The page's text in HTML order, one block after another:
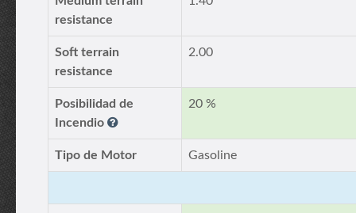
resistance
Soft terrain
resistance
2.00
Posibilidad de
Incendio
20 %
Tipo de Motor Gasoline